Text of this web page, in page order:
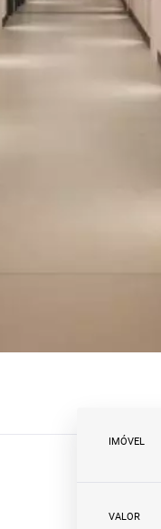
IMÓVEL
VALOR